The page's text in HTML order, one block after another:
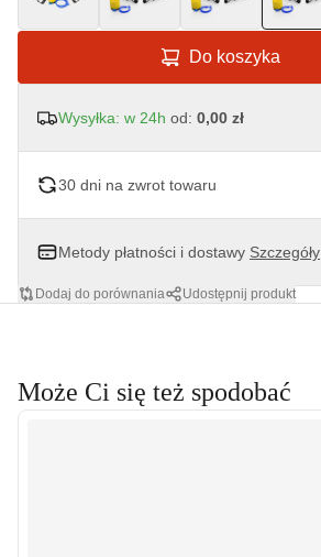
Do koszyka
Wysyłka: w 24h od: 0,00 zł
30 dni na zwrot towaru
Metody płatności i dostawy Szczegóły
Dodaj do porównania Udostępnij produkt
Może Ci się też spodobać